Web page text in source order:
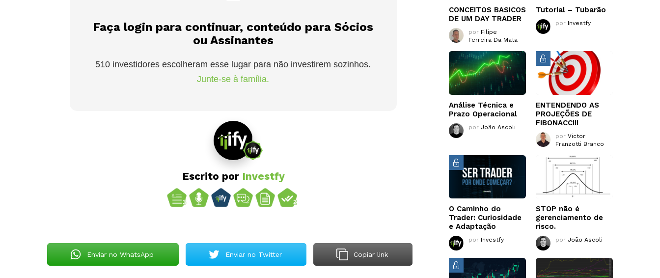
Faça login para continuar, conteúdo para Sócios
ou Assinantes
510 investidores escolheram esse lugar para não investirem sozinhos.
Junte-se à família.
Escrito por Investfy
Enviar no WhatsApp Enviar no Twitter Copiar link
CONCEITOS BASICOS
DE UM DAY TRADER
por Filipe
Ferreira Da Mata
Tutorial – Tubarão
por Investfy
Análise Técnica e
Prazo Operacional
por João Ascoli
ENTENDENDO AS
PROJEÇÕES DE
FIBONACCI!!
por Victor
Franzotti Branco
O Caminho do
Trader: Curiosidade
e Adaptação
por Investfy
STOP não é
gerenciamento de
risco.
por João Ascoli